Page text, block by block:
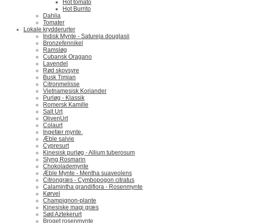
Hot tomato
Hot Burrito
Dahlia
Tomater
Lokale krydderurter
Indisk Mynte - Satureja douglasii
Bronzefennikel
Ramsløg
Cubansk Oragano
Lavendel
Rød skovsyre
Busk Timian
Citronmelisse
Vietnamesisk Koriander
Purløg - Klassik
Romersk Kamille
Salt Urt
OlivenUrt
Colaurt
Ingefær mynte.
Æble salvie
Cypresurt
Kinesisk purløg - Allium tuberosum
Slyng Rosmarin
Chokolademynte
Æble Mynte - Mentha suaveolens
Citrongræs - Cymbopogon citratus
Calamintha grandiflora - Rosenmynte
Kørvel
Champignon-plante
Kinesiske magi græs
Sød Aztekerurt
Broget rosenmynte